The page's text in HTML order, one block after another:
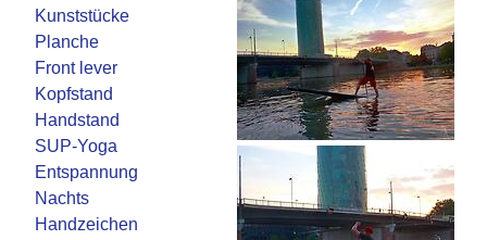
Kunststücke
Planche
Front lever
Kopfstand
Handstand
SUP-Yoga
Entspannung
Nachts
Handzeichen